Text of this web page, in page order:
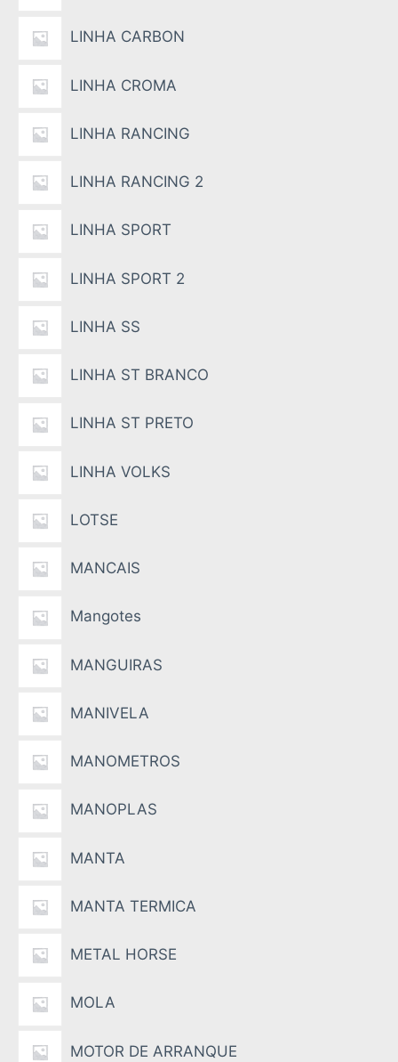
LINHA CARBON
LINHA CROMA
LINHA RANCING
LINHA RANCING 2
LINHA SPORT
LINHA SPORT 2
LINHA SS
LINHA ST BRANCO
LINHA ST PRETO
LINHA VOLKS
LOTSE
MANCAIS
Mangotes
MANGUIRAS
MANIVELA
MANOMETROS
MANOPLAS
MANTA
MANTA TERMICA
METAL HORSE
MOLA
MOTOR DE ARRANQUE